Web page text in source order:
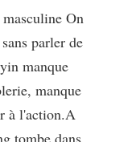
On
parler de
manque
manque
à l'action.A